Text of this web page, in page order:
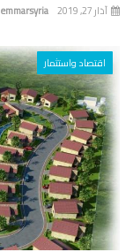
emmarsyria 27, 2019
اقتصاد واستثمار